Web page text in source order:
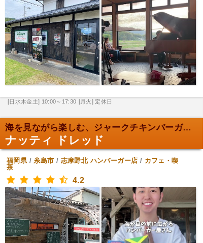
[日水木金土] 10:00～17:30 [月火] 定休日
海を見ながら楽しむ、ジャークチキンバーガー。
ナッティ ドレッド
福岡県/糸島市 / 志摩野北 ハンバーガー店 / カフェ・喫
茶
4.2